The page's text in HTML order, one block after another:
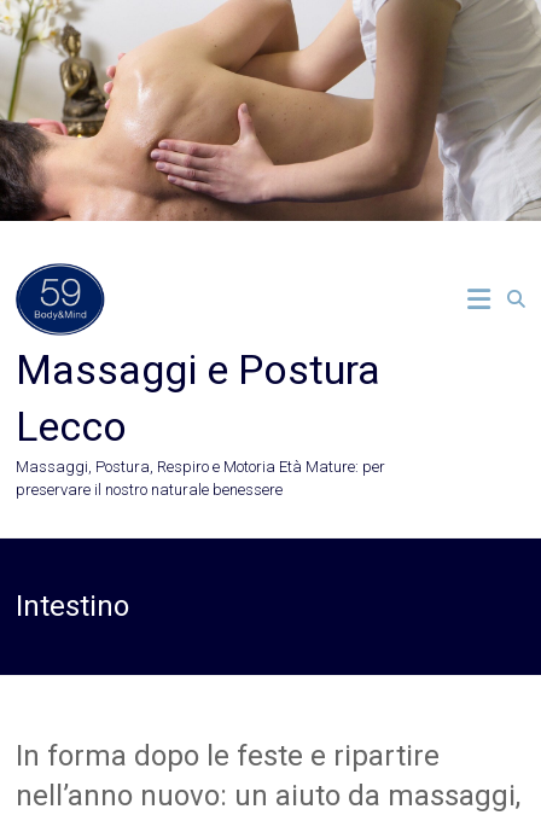
Vai
al
contenuto
Massaggi e Postura
Lecco
Massaggi, Postura, Respiro e Motoria Età Mature: per
preservare il nostro naturale benessere
Intestino
In forma dopo le feste e ripartire
nell’anno nuovo: un aiuto da massaggi,